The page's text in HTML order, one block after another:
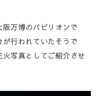
万博のパビリオンで
行われていたそうで
写真としてご紹介させ